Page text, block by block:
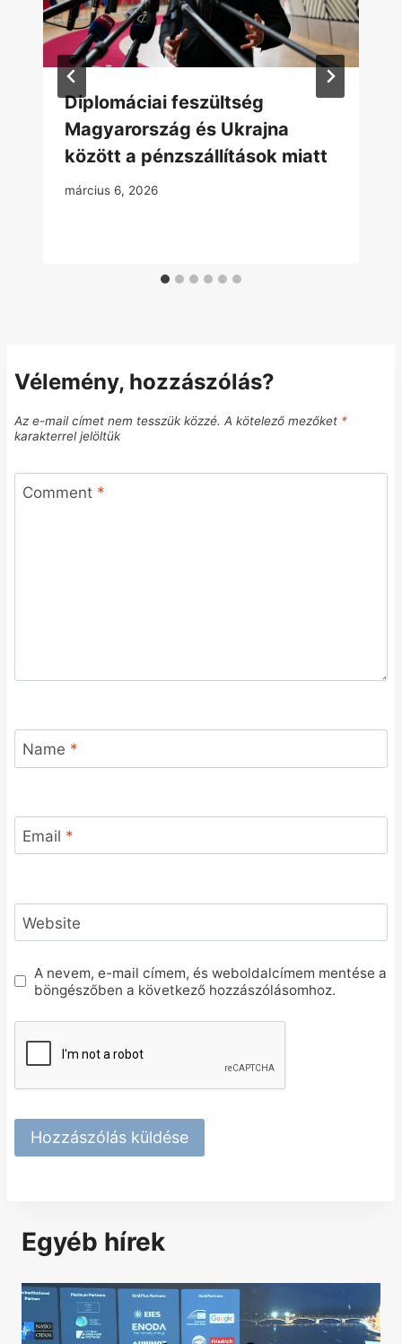
Diplomáciai feszültség
Magyarország és Ukrajna
között a pénzszállítások miatt
március 6, 2026
Vélemény, hozzászólás?
Az e-mail címet nem tesszük közzé. A kötelező mezőket *
karakterrel jelöltük
Comment *
Name *
Email *
Website
A nevem, e-mail címem, és weboldalcímem mentése a
böngészőben a következő hozzászólásomhoz.
Egyéb hírek